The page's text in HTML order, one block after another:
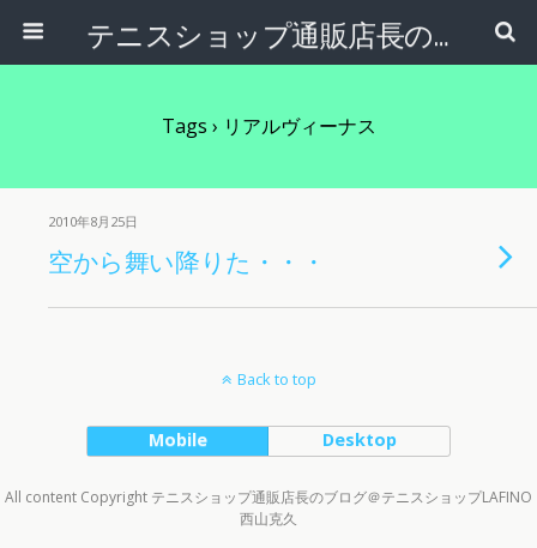
テニスショップ通販店長のブログ＠テニスショップLAFINO 西山克久
Tags › リアルヴィーナス
2010年8月25日
空から舞い降りた・・・
Back to top
Mobile Desktop
All content Copyright テニスショップ通販店長のブログ＠テニスショップLAFINO
西山克久